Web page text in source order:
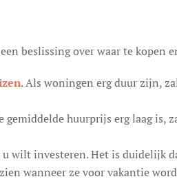
beslissing over waar te kopen
. Als woningen erg duur zijn,
gemiddelde huurprijs erg laag
u wilt investeren. Het is duidelijk
wanneer ze voor vakantie